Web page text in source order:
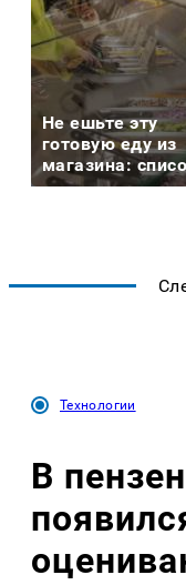
Не ешьте эту
готовую еду из
магазина:
Технологии
В